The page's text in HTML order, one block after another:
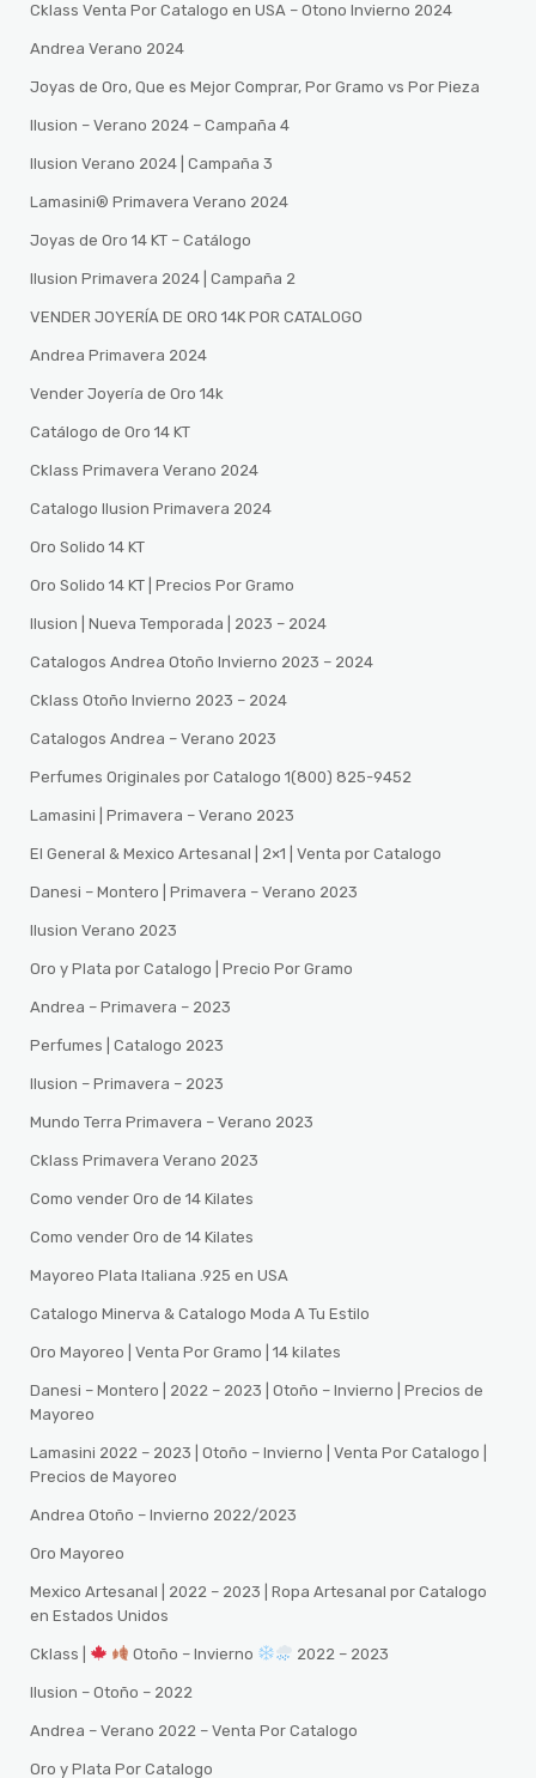
Cklass Venta Por Catalogo en USA – Otono Invierno 2024
Andrea Verano 2024
Joyas de Oro, Que es Mejor Comprar, Por Gramo vs Por Pieza
Ilusion – Verano 2024 – Campaña 4
Ilusion Verano 2024 | Campaña 3
Lamasini®️ Primavera Verano 2024
Joyas de Oro 14 KT – Catálogo
Ilusion Primavera 2024 | Campaña 2
VENDER JOYERÍA DE ORO 14K POR CATALOGO
Andrea Primavera 2024
Vender Joyería de Oro 14k
Catálogo de Oro 14 KT
Cklass Primavera Verano 2024
Catalogo Ilusion Primavera 2024
Oro Solido 14 KT
Oro Solido 14 KT | Precios Por Gramo
Ilusion | Nueva Temporada | 2023 – 2024
Catalogos Andrea Otoño Invierno 2023 – 2024
Cklass Otoño Invierno 2023 – 2024
Catalogos Andrea – Verano 2023
Perfumes Originales por Catalogo 1(800) 825-9452
Lamasini | Primavera – Verano 2023
El General & Mexico Artesanal | 2×1 | Venta por Catalogo
Danesi – Montero | Primavera – Verano 2023
Ilusion Verano 2023
Oro y Plata por Catalogo | Precio Por Gramo
Andrea – Primavera – 2023
Perfumes | Catalogo 2023
Ilusion – Primavera – 2023
Mundo Terra Primavera – Verano 2023
Cklass Primavera Verano 2023
Como vender Oro de 14 Kilates
Como vender Oro de 14 Kilates
Mayoreo Plata Italiana .925 en USA
Catalogo Minerva & Catalogo Moda A Tu Estilo
Oro Mayoreo | Venta Por Gramo | 14 kilates
Danesi – Montero | 2022 – 2023 | Otoño – Invierno | Precios de
Mayoreo
Lamasini 2022 – 2023 | Otoño – Invierno | Venta Por Catalogo |
Precios de Mayoreo
Andrea Otoño – Invierno 2022/2023
Oro Mayoreo
Mexico Artesanal | 2022 – 2023 | Ropa Artesanal por Catalogo
en Estados Unidos
Cklass | Otoño – Invierno 2022 – 2023
Ilusion – Otoño – 2022
Andrea – Verano 2022 – Venta Por Catalogo
Oro y Plata Por Catalogo